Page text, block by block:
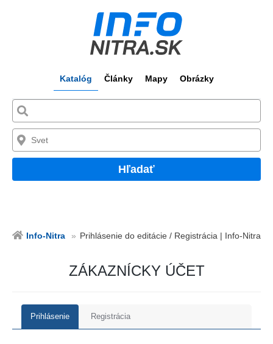
Katalóg Články Mapy Obrázky
Hľadať
Info-Nitra Prihlásenie do editácie / Registrácia | Info-Nitra
ZÁKAZNÍCKY ÚČET
Prihlásenie Registrácia